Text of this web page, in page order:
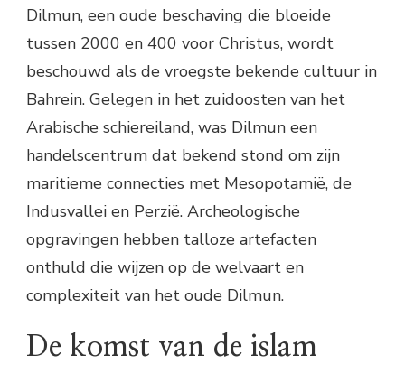
Dilmun, een oude beschaving die bloeide
tussen 2000 en 400 voor Christus, wordt
beschouwd als de vroegste bekende cultuur in
Bahrein. Gelegen in het zuidoosten van het
Arabische schiereiland, was Dilmun een
handelscentrum dat bekend stond om zijn
maritieme connecties met Mesopotamië, de
Indusvallei en Perzië. Archeologische
opgravingen hebben talloze artefacten
onthuld die wijzen op de welvaart en
complexiteit van het oude Dilmun.
De komst van de islam